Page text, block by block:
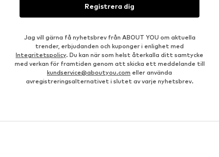
Registrera dig
Jag vill gärna få nyhetsbrev från ABOUT YOU om aktuella
trender, erbjudanden och kuponger i enlighet med
Integritetspolicy. Du kan när som helst återkalla ditt samtycke
med verkan för framtiden genom att skicka ett meddelande till
kundservice@aboutyou.com eller använda
avregistreringsalternativet i slutet av varje nyhetsbrev.